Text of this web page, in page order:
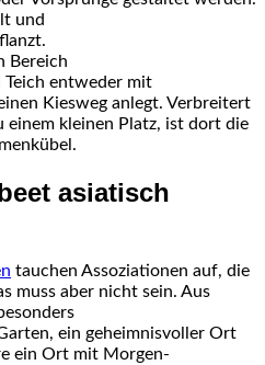
und
Bereich
Teich entweder mit
Kiesweg anlegt. Verbreitert
einem kleinen Platz, ist dort die
asiatisch
tauchen Assoziationen auf, die
muss aber nicht sein. Aus
ein geheimnisvoller Ort
ein Ort mit Morgen-